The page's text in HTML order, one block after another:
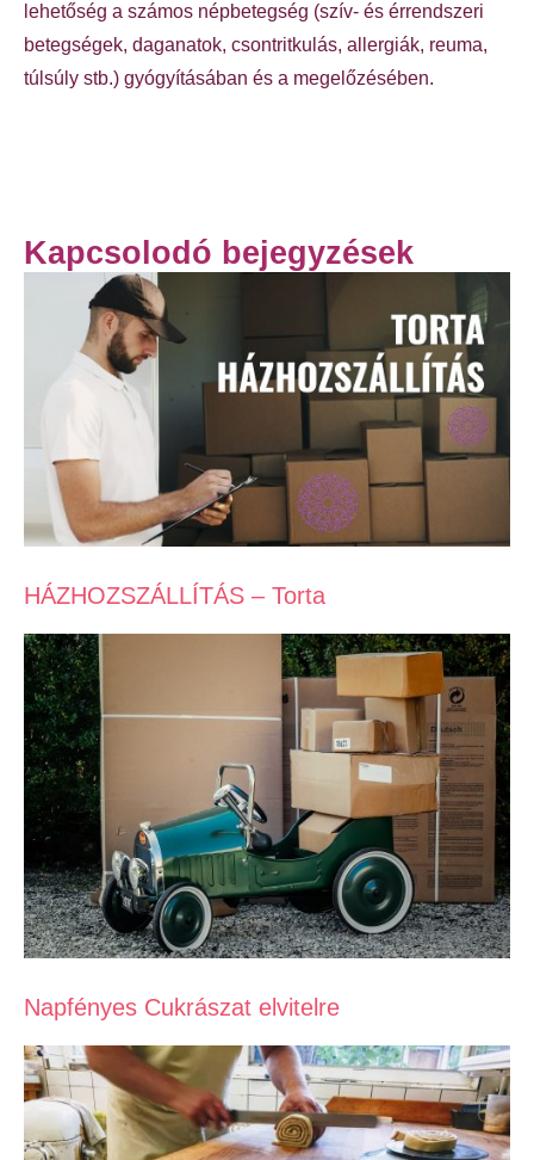
lehetőség a számos népbetegség (szív- és érrendszeri
betegségek, daganatok, csontritkulás, allergiák, reuma,
túlsúly stb.) gyógyításában és a megelőzésében.
Kapcsolodó bejegyzések
HÁZHOZSZÁLLÍTÁS – Torta
Napfényes Cukrászat elvitelre